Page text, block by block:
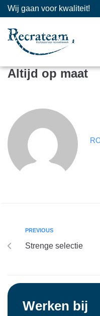
Wij gaan voor kwaliteit!
Altijd op maat
PREVIOUS
Strenge selectie
Werken bij